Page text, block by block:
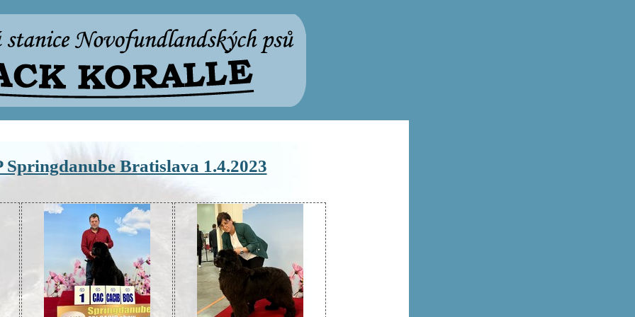
Springdanube Bratislava 1.4.2023